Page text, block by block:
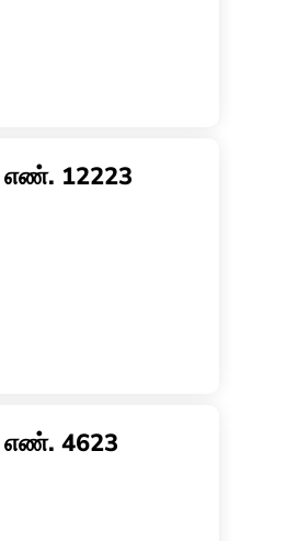
எண். 12223
எண். 4623